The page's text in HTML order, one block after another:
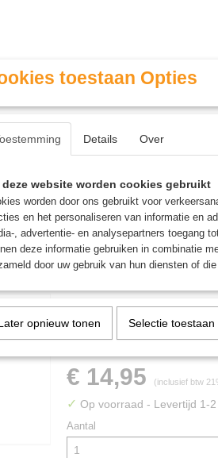
Contact & Openingstijden
MINIATURE GAMING
Guard Boulder'n'Tray 100+ -
Ultimate
100+ -
€ 14,95 (inclusief btw
✓ Op voorraad - Levertijd 1-
Aantal
toestaan Opties
Details Over
deze website worden cookies gebruikt
worden door ons gebruikt voor
en het personaliseren van informatie en
, advertentie- en analysepartners toegang
deze informatie gebruiken in combinatie
door uw gebruik van hun diensten of
opnieuw tonen Selectie toestaan